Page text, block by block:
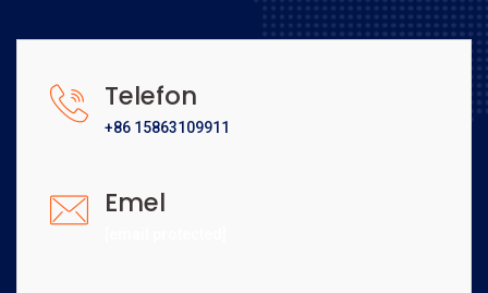
Telefon
+86 15863109911
Emel